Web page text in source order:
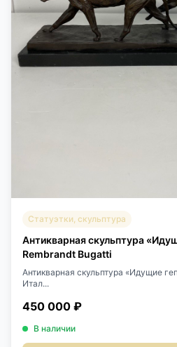
Статуэтки, скульптура
Антикварная скульптура
Rembrandt Bugatti
Антикварная скульптура «Идущие
Итал...
450 000 ₽
В наличии